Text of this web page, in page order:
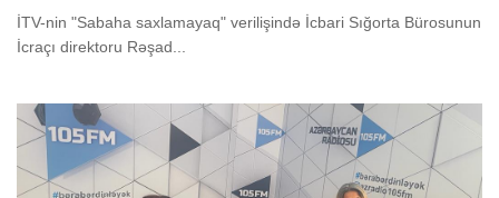
İTV-nin "Sabaha saxlamayaq" verilişində İcbari Sığorta Bürosunun
İcraçı direktoru Rəşad...